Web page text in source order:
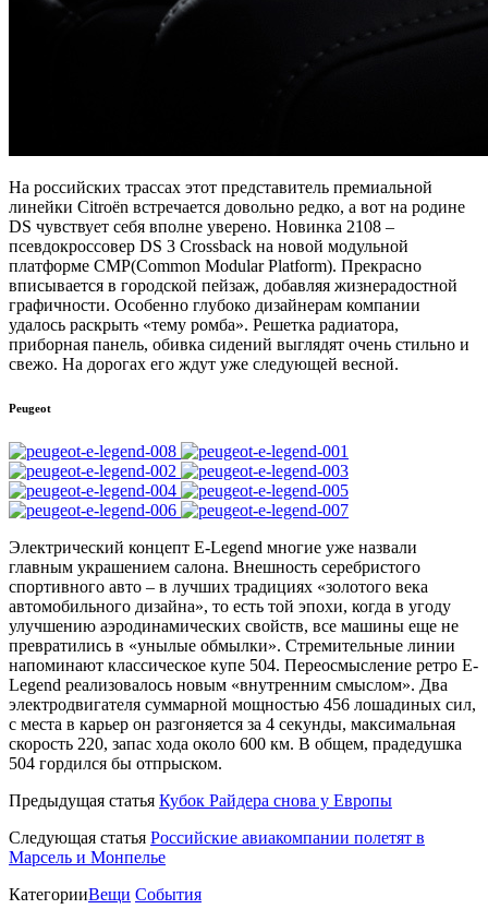
На российских трассах этот представитель премиальной
линейки Citroёn встречается довольно редко, а вот на родине
DS чувствует себя вполне уверено. Новинка 2108 –
псевдокроссовер DS 3 Crossback на новой модульной
платформе CMP(Common Modular Platform). Прекрасно
вписывается в городской пейзаж, добавляя жизнерадостной
графичности. Особенно глубоко дизайнерам компании
удалось раскрыть «тему ромба». Решетка радиатора,
приборная панель, обивка сидений выглядят очень стильно и
свежо. На дорогах его ждут уже следующей весной.
Peugeot
Электрический концепт E-Legend многие уже назвали
главным украшением салона. Внешность серебристого
спортивного авто – в лучших традициях «золотого века
автомобильного дизайна», то есть той эпохи, когда в угоду
улучшению аэродинамических свойств, все машины еще не
превратились в «унылые обмылки». Стремительные линии
напоминают классическое купе 504. Переосмысление ретро E-
Legend реализовалось новым «внутренним смыслом». Два
электродвигателя суммарной мощностью 456 лошадиных сил,
с места в карьер он разгоняется за 4 секунды, максимальная
скорость 220, запас хода около 600 км. В общем, прадедушка
504 гордился бы отпрыском.
Предыдущая статья Кубок Райдера снова у Европы
Следующая статья Российские авиакомпании полетят в
Марсель и Монпелье
КатегорииВещи События